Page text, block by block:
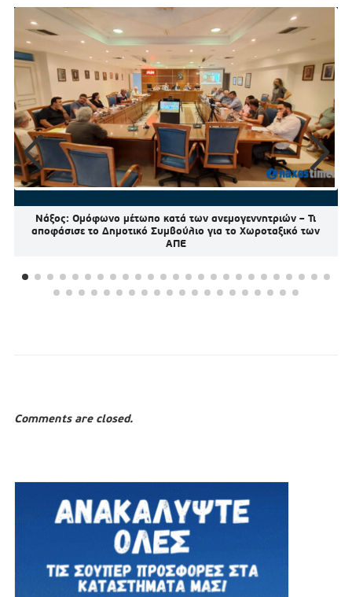
Νάξος: Ομόφωνο μέτωπο κατά των ανεμογεννητριών – Τι
αποφάσισε το Δημοτικό Συμβούλιο για το Χωροταξικό των
ΑΠΕ
Comments are closed.